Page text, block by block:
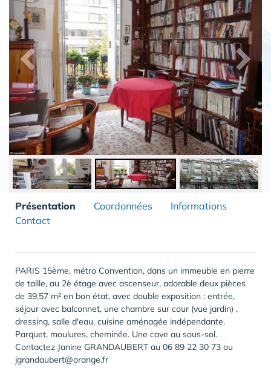
Présentation Coordonnées
Informations
Contact
PARIS 15ème, métro Convention, dans un immeuble en pierre
de taille, au 2è étage avec ascenseur, adorable deux pièces
de 39,57 m² en bon état, avec double exposition : entrée,
séjour avec balconnet, une chambre sur cour (vue jardin) ,
dressing, salle d'eau, cuisine aménagée indépendante.
Parquet, moulures, cheminée. Une cave au sous-sol.
Contactez Janine GRANDAUBERT au 06 89 22 30 73 ou
jgrandaubert@orange.fr